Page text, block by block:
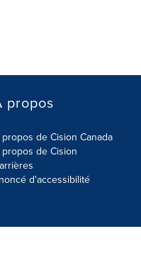
propos
de Cision Canada
de Cision
d'accessibilité